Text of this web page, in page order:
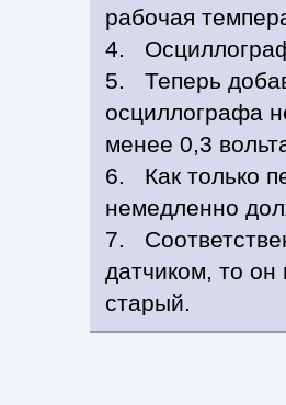
рабочая
4. Осциллограф
5. Теперь
осциллографа
менее 0,3
6. Как только
немедленно
7.
датчиком, то он
старый.